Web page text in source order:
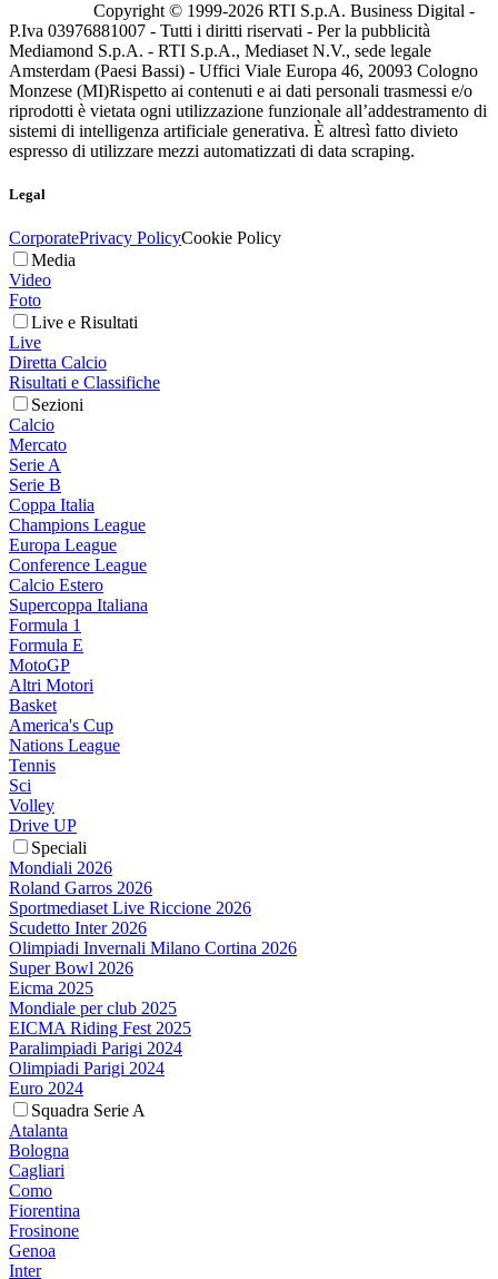
Copyright © 1999-2026 RTI S.p.A. Business Digital -
P.Iva 03976881007 - Tutti i diritti riservati - Per la pubblicità
Mediamond S.p.A. - RTI S.p.A., Mediaset N.V., sede legale
Amsterdam (Paesi Bassi) - Uffici Viale Europa 46, 20093 Cologno
Monzese (MI)Rispetto ai contenuti e ai dati personali trasmessi e/o
riprodotti è vietata ogni utilizzazione funzionale all’addestramento di
sistemi di intelligenza artificiale generativa. È altresì fatto divieto
espresso di utilizzare mezzi automatizzati di data scraping.
Legal
CorporatePrivacy PolicyCookie Policy
Media
Video
Foto
Live e Risultati
Live
Diretta Calcio
Risultati e Classifiche
Sezioni
Calcio
Mercato
Serie A
Serie B
Coppa Italia
Champions League
Europa League
Conference League
Calcio Estero
Supercoppa Italiana
Formula 1
Formula E
MotoGP
Altri Motori
Basket
America's Cup
Nations League
Tennis
Sci
Volley
Drive UP
Speciali
Mondiali 2026
Roland Garros 2026
Sportmediaset Live Riccione 2026
Scudetto Inter 2026
Olimpiadi Invernali Milano Cortina 2026
Super Bowl 2026
Eicma 2025
Mondiale per club 2025
EICMA Riding Fest 2025
Paralimpiadi Parigi 2024
Olimpiadi Parigi 2024
Euro 2024
Squadra Serie A
Atalanta
Bologna
Cagliari
Como
Fiorentina
Frosinone
Genoa
Inter